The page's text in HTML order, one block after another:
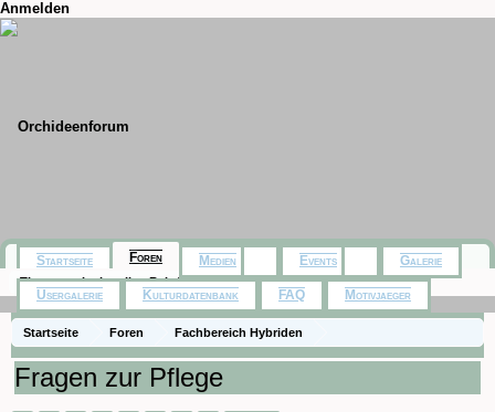
Anmelden
Startseite Foren Fachbereich Hybriden
Fragen zur Pflege
Startseite Foren
Themen mit aktuellen Beiträgen
Medien Events Galerie
Usergalerie Kulturdatenbank FAQ Motivjaeger